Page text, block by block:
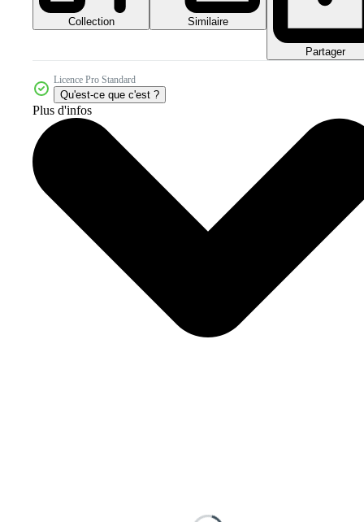
Collection Similaire
Partager
Licence Pro Standard
Qu'est-ce que c'est ?
Plus d'infos